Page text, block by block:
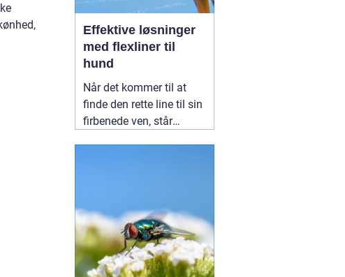
Effektive løsninger
med flexliner til
hund
Når det kommer til at
finde den rette line til sin
firbenede ven, står
2025